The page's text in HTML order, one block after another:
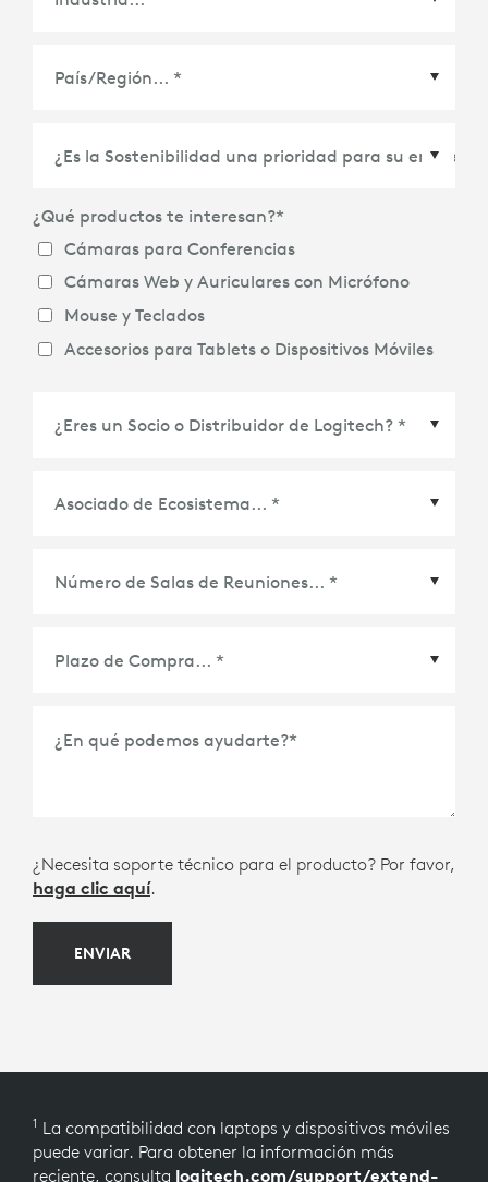
¿Qué productos te interesan?*
Cámaras para Conferencias
Cámaras Web y Auriculares con Micrófono
Mouse y Teclados
Accesorios para Tablets o Dispositivos Móviles
Asociado de Ecosistema
¿En qué podemos ayudarte?*
¿Necesita soporte técnico para el producto? Por favor,
haga clic aquí.
ENVIAR
1 La compatibilidad con laptops y dispositivos móviles
puede variar. Para obtener la información más
reciente, consulta logitech.com/support/extend-